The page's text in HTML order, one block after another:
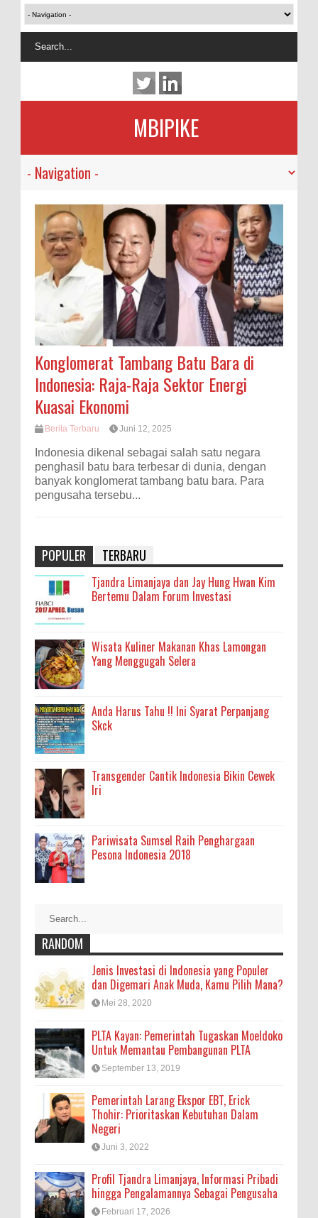
MBIPIKE
Konglomerat Tambang Batu Bara di
Indonesia: Raja-Raja Sektor Energi
Kuasai Ekonomi
Berita Terbaru Juni 12, 2025
Indonesia dikenal sebagai salah satu negara
penghasil batu bara terbesar di dunia, dengan
banyak konglomerat tambang batu bara. Para
pengusaha tersebu...
POPULER TERBARU
Tjandra Limanjaya dan Jay Hung Hwan Kim
Bertemu Dalam Forum Investasi
Wisata Kuliner Makanan Khas Lamongan
Yang Menggugah Selera
Anda Harus Tahu !! Ini Syarat Perpanjang
Skck
Transgender Cantik Indonesia Bikin Cewek
Iri
Pariwisata Sumsel Raih Penghargaan
Pesona Indonesia 2018
RANDOM
Jenis Investasi di Indonesia yang Populer
dan Digemari Anak Muda, Kamu Pilih Mana?
Mei 28, 2020
PLTA Kayan: Pemerintah Tugaskan Moeldoko
Untuk Memantau Pembangunan PLTA
September 13, 2019
Pemerintah Larang Ekspor EBT, Erick
Thohir: Prioritaskan Kebutuhan Dalam
Negeri
Juni 3, 2022
Profil Tjandra Limanjaya, Informasi Pribadi
hingga Pengalamannya Sebagai Pengusaha
Februari 17, 2026